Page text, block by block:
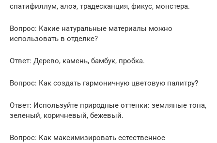
спатифиллум, алоэ, традесканция, фикус, монстера.
Вопрос: Какие натуральные материалы можно
использовать в отделке?
Ответ: Дерево, камень, бамбук, пробка.
Вопрос: Как создать гармоничную цветовую палитру?
Ответ: Используйте природные оттенки: земляные тона,
зеленый, коричневый, бежевый.
Вопрос: Как максимизировать естественное